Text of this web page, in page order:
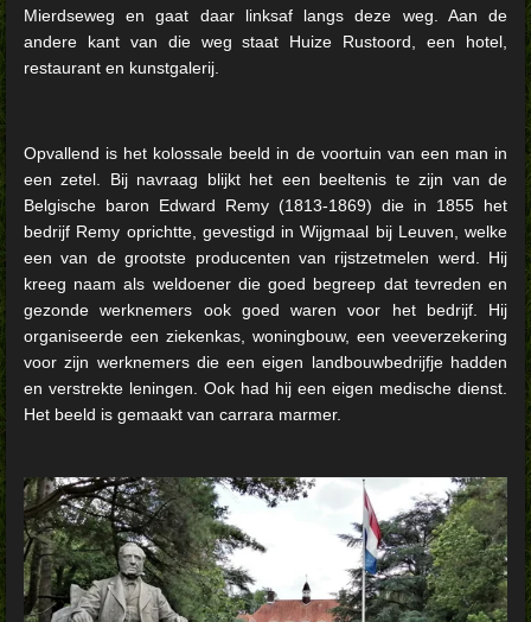
Mierdseweg en gaat daar linksaf langs deze weg. Aan de
andere kant van die weg staat Huize Rustoord, een hotel,
restaurant en kunstgalerij.
Opvallend is het kolossale beeld in de voortuin van een man in
een zetel. Bij navraag blijkt het een beeltenis te zijn van de
Belgische baron Edward Remy (1813-1869) die in 1855 het
bedrijf Remy oprichtte, gevestigd in Wijgmaal bij Leuven, welke
een van de grootste producenten van rijstzetmelen werd. Hij
kreeg naam als weldoener die goed begreep dat tevreden en
gezonde werknemers ook goed waren voor het bedrijf. Hij
organiseerde een ziekenkas, woningbouw, een veeverzekering
voor zijn werknemers die een eigen landbouwbedrijfje hadden
en verstrekte leningen. Ook had hij een eigen medische dienst.
Het beeld is gemaakt van carrara marmer.